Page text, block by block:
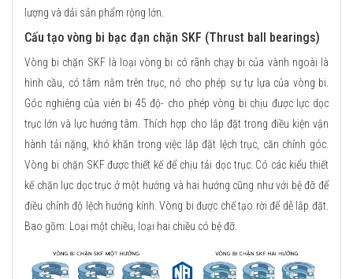
lượng và dải sản phẩm rộng lớn.
Cấu tạo vòng bi bạc đạn chặn SKF (Thrust ball bearings)
Vòng bi chặn SKF là loại vòng bi có rãnh chạy bi của vành ngoài là
hình cầu, có tâm nằm trên trục, nó cho phép sự tự lựa của vòng bi.
Góc nghiêng của viên bi 45 độ- cho phép vòng bi chịu được lực dọc
trục lớn và lực hướng tâm. Thích hợp cho lắp đặt trong điều kiện vận
hành tải nặng, khó khăn trong việc lắp đặt lệch trục, căn chỉnh góc.
Vòng bi chặn SKF được thiết kế để chịu tải dọc trục. Có các kiểu thiết
kế chặn lực dọc trục ở một hướng và hai hướng cũng như với bệ đỡ để
điều chỉnh độ lệch hướng kính. Vòng bi được chế tạo rời để dễ lắp đặt.
Bao gồm: Loại một chiều, loại hai chiều có bệ đỡ.